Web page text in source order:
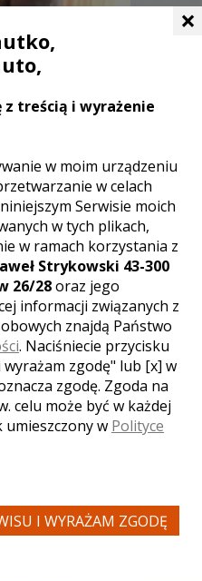
(1 opinia)
Foto - Video,
filmów min.
motto:
cenę
życzenie".
teraz! Skorzystaj
więcej
×
z treścią i wyrażenie
w moim urządzeniu
w celach
Serwisie moich
w tych plikach,
w ramach korzystania z
Strykowski 43-300
26/28oraz jego
informacji związanych z
znajdą Państwo
. Naciśniecie przycisku
zgodę" lub [x] w
zgodę. Zgoda na
celu może być w każdej
w Polityce
I WYRAŻAM ZGODĘ